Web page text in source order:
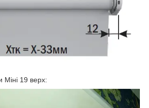
Міні 19 верх: